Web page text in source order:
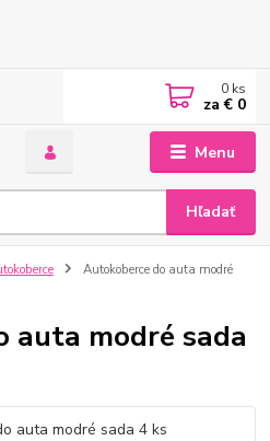
Menu
Hľadať
0 ks
za € 0
Autokoberce do auta modré
auta modré sada